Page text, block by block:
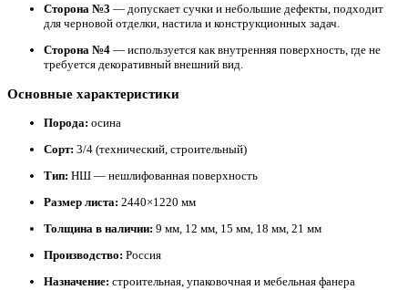
Сторона №3 — допускает сучки и небольшие дефекты, подходит
для черновой отделки, настила и конструкционных задач.
Сторона №4 — используется как внутренняя поверхность, где не
требуется декоративный внешний вид.
Основные характеристики
Порода: осина
Сорт: 3/4 (технический, строительный)
Тип: НШ — нешлифованная поверхность
Размер листа: 2440×1220 мм
Толщина в наличии: 9 мм, 12 мм, 15 мм, 18 мм, 21 мм
Производство: Россия
Назначение: строительная, упаковочная и мебельная фанера